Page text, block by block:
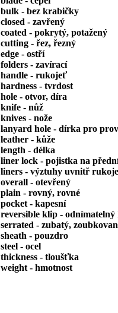
bulk - bez krabičky
closed - zavřený
coated - pokrytý, potažený
cutting - řez, řezný
edge - ostří
folders - zavírací
handle - rukojeť
hardness - tvrdost
hole - otvor, díra
knife - nůž
knives - nože
lanyard hole - dírka pro
leather - kůže
length - délka
liner lock - pojistka na
liners - výztuhy uvnitř
overall - otevřený
plain - rovný, rovné
pocket - kapesní
reversible klip - odnímatelný
serrated - zubatý,
sheath - pouzdro
steel - ocel
thickness - tloušťka
weight - hmotnost